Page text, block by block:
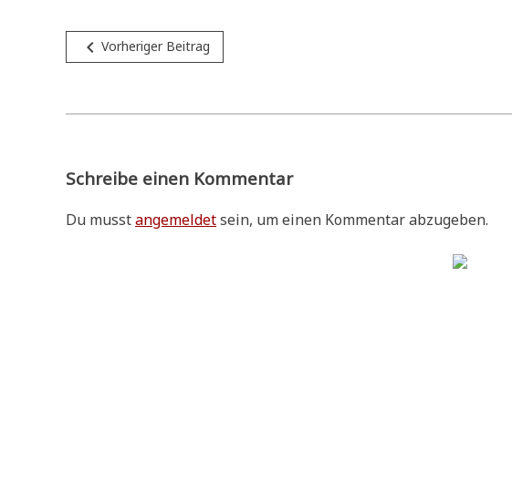
Beitragsnavigation
navigate_before Vorheriger Beitrag
Schreibe einen Kommentar
Du musstangemeldetsein, um einen Kommentar abzugeben.